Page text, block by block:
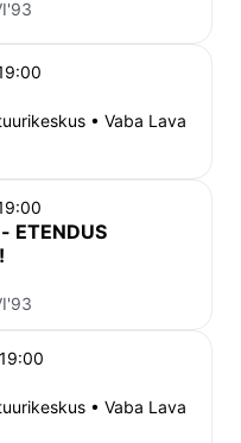
• Vaba Lava
ETENDUS
• Vaba Lava